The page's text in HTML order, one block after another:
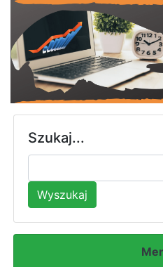
Szukaj...
Wyszukaj